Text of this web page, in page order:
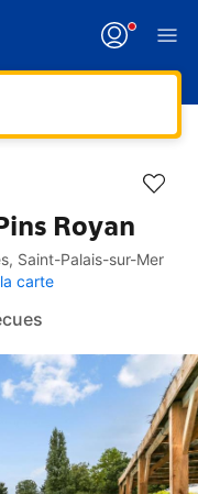
Royan
Saint-Palais-sur-Mer
carte